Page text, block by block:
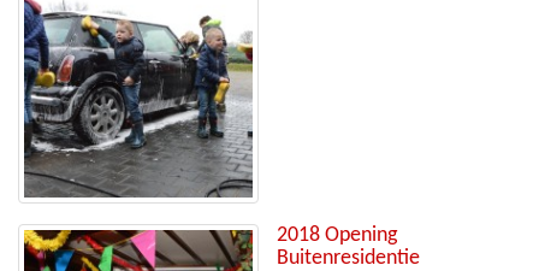
2018 Opening
Buitenresidentie